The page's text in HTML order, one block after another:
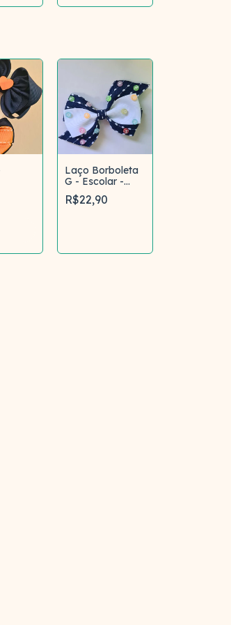
Laço Borboleta
G - Escolar -
Letrinhas
R$22,90